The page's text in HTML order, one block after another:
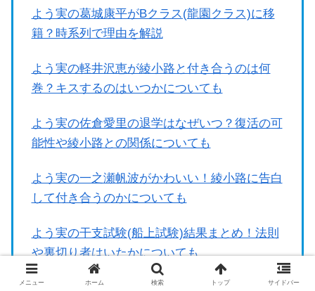
よう実の葛城康平がBクラス(龍園クラス)に移
籍？時系列で理由を解説
よう実の軽井沢恵が綾小路と付き合うのは何
巻？キスするのはいつかについても
よう実の佐倉愛里の退学はなぜいつ？復活の可
能性や綾小路との関係についても
よう実の一之瀬帆波がかわいい！綾小路に告白
して付き合うのかについても
よう実の干支試験(船上試験)結果まとめ！法則
や裏切り者はいたかについても
よう実の堀北鈴音の好きな人を考察！タイプの
メニュー ホーム 検索 トップ サイドバー